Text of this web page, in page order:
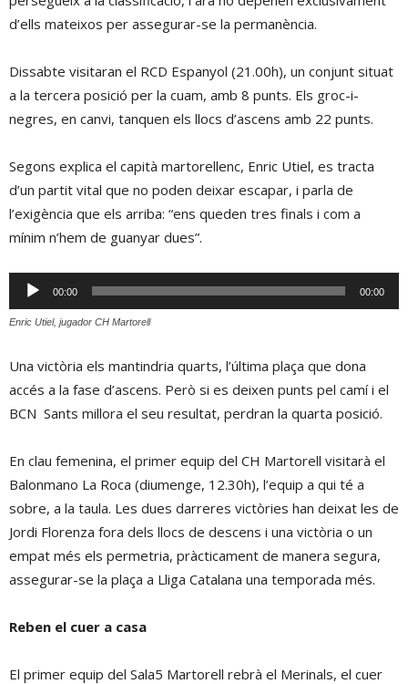
d’ells mateixos per assegurar-se la permanència.
Dissabte visitaran el RCD Espanyol (21.00h), un conjunt situat
a la tercera posició per la cuam, amb 8 punts. Els groc-i-
negres, en canvi, tanquen els llocs d’ascens amb 22 punts.
Segons explica el capità martorellenc, Enric Utiel, es tracta
d’un partit vital que no poden deixar escapar, i parla de
l’exigència que els arriba: “ens queden tres finals i com a
mínim n’hem de guanyar dues”.
Reproductor
d'àudio
00:00 00:00
Enric Utiel, jugador CH Martorell
Una victòria els mantindria quarts, l’última plaça que dona
accés a la fase d’ascens. Però si es deixen punts pel camí i el
BCN Sants millora el seu resultat, perdran la quarta posició.
En clau femenina, el primer equip del CH Martorell visitarà el
Balonmano La Roca (diumenge, 12.30h), l’equip a qui té a
sobre, a la taula. Les dues darreres victòries han deixat les de
Jordi Florenza fora dels llocs de descens i una victòria o un
empat més els permetria, pràcticament de manera segura,
assegurar-se la plaça a Lliga Catalana una temporada més.
Reben el cuer a casa
El primer equip del Sala5 Martorell rebrà el Merinals, el cuer